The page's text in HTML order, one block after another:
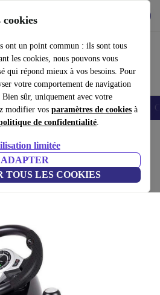
cookies
ont un point commun : ils sont tous
les cookies, nous pouvons vous
qui répond mieux à vos besoins. Pour
votre comportement de navigation
sûr, uniquement avec votre
modifier vos paramètres de cookies à
de confidentialité.
limitée
ADAPTER
TOUS LES COOKIES
et facilement
Montres connectées Accessoires